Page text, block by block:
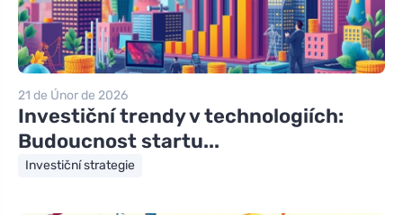
21 de Únor de 2026
Investiční trendy v technologiích:
Budoucnost startu...
Investiční strategie